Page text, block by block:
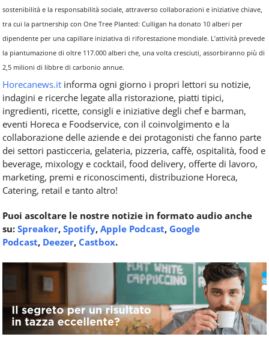
sostenibilità e la responsabilità sociale, attraverso collaborazioni e iniziative chiave,
tra cui la partnership con One Tree Planted: Culligan ha donato 10 alberi per
dipendente per una capillare iniziativa di riforestazione mondiale. L’attività prevede
la piantumazione di oltre 117.000 alberi che, una volta cresciuti, assorbiranno più di
2,5 milioni di libbre di carbonio annue.
Horecanews.it informa ogni giorno i propri lettori su notizie,
indagini e ricerche legate alla ristorazione, piatti tipici,
ingredienti, ricette, consigli e iniziative degli chef e barman,
eventi Horeca e Foodservice, con il coinvolgimento e la
collaborazione delle aziende e dei protagonisti che fanno parte
dei settori pasticceria, gelateria, pizzeria, caffè, ospitalità, food e
beverage, mixology e cocktail, food delivery, offerte di lavoro,
marketing, premi e riconoscimenti, distribuzione Horeca,
Catering, retail e tanto altro!
Puoi ascoltare le nostre notizie in formato audio anche
su: Spreaker, Spotify, Apple Podcast, Google
Podcast, Deezer, Castbox.